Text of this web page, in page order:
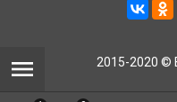
2015-2020 ©